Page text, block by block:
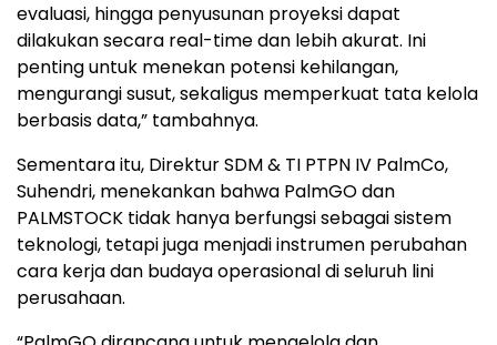
evaluasi, hingga penyusunan proyeksi dapat
dilakukan secara real-time dan lebih akurat. Ini
penting untuk menekan potensi kehilangan,
mengurangi susut, sekaligus memperkuat tata kelola
berbasis data,” tambahnya.
Sementara itu, Direktur SDM & TI PTPN IV PalmCo,
Suhendri, menekankan bahwa PalmGO dan
PALMSTOCK tidak hanya berfungsi sebagai sistem
teknologi, tetapi juga menjadi instrumen perubahan
cara kerja dan budaya operasional di seluruh lini
perusahaan.